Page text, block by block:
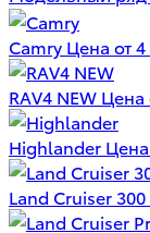
Camry Цена от
RAV4 NEW Цена
Highlander
Land Cruiser 300